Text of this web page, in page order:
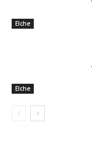
Elche
Elche